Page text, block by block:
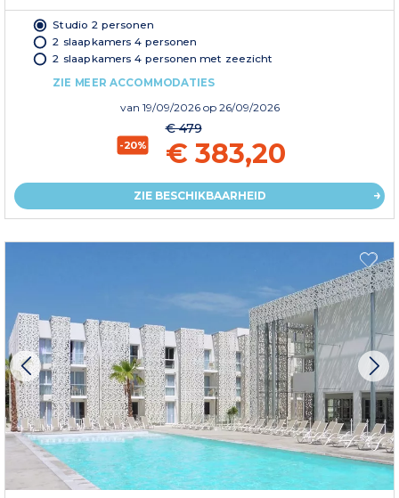
Studio 2 personen
2 slaapkamers 4 personen
2 slaapkamers 4 personen met zeezicht
ZIE MEER ACCOMMODATIES
van 19/09/2026 op 26/09/2026
-20%
€ 479
€ 383,20
ZIE BESCHIKBAARHEID